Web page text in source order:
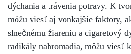
dýchania a trávenia potravy. K
môžu viesť aj vonkajšie faktory,
slnečnému žiareniu a cigaretový
radikály nahromadia, môžu viesť